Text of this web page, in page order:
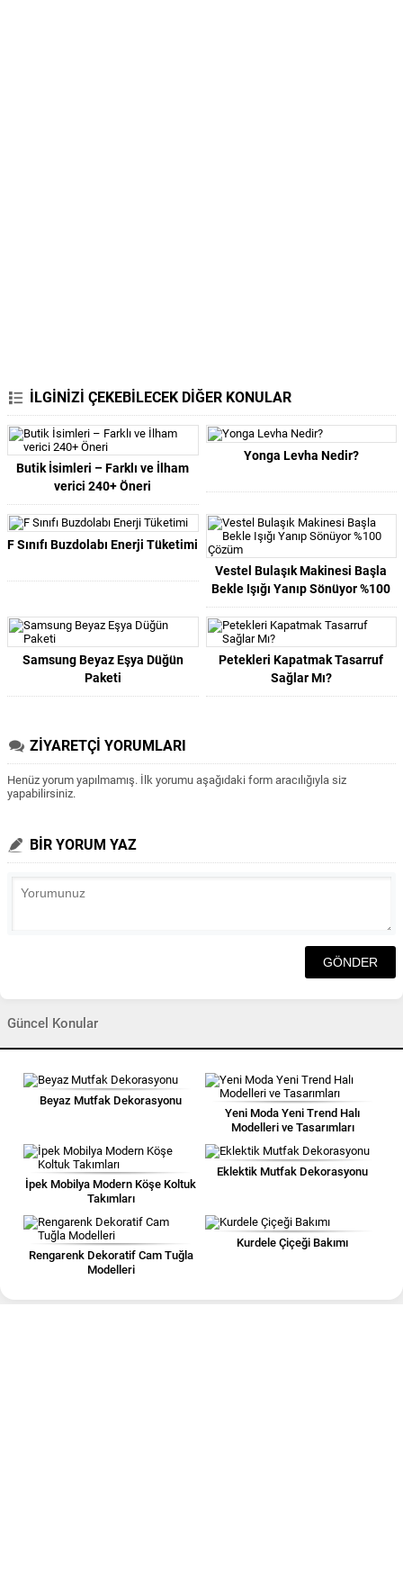
İLGİNİZİ ÇEKEBİLECEK DİĞER KONULAR
Butik İsimleri – Farklı ve İlham
verici 240+ Öneri
Yonga Levha Nedir?
F Sınıfı Buzdolabı Enerji Tüketimi
Vestel Bulaşık Makinesi Başla
Bekle Işığı Yanıp Sönüyor %100
Çözüm
Samsung Beyaz Eşya Düğün
Paketi
Petekleri Kapatmak Tasarruf
Sağlar Mı?
ZİYARETÇİ YORUMLARI
Henüz yorum yapılmamış. İlk yorumu aşağıdaki form aracılığıyla siz
yapabilirsiniz.
BİR YORUM YAZ
Güncel Konular
Beyaz Mutfak Dekorasyonu
Yeni Moda Yeni Trend Halı
Modelleri ve Tasarımları
İpek Mobilya Modern Köşe Koltuk
Takımları
Eklektik Mutfak Dekorasyonu
Rengarenk Dekoratif Cam Tuğla
Modelleri
Kurdele Çiçeği Bakımı